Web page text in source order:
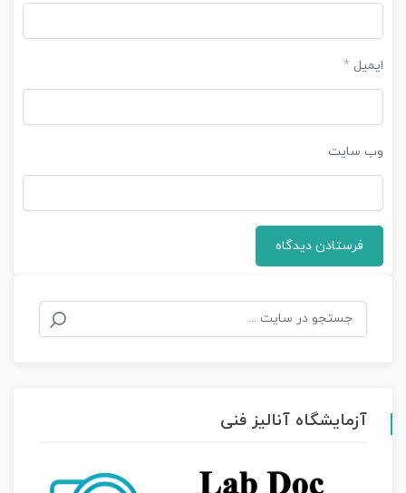
ایمیل *
وب‌ سایت
جستجو
برای:
آزمایشگاه آنالیز فنی